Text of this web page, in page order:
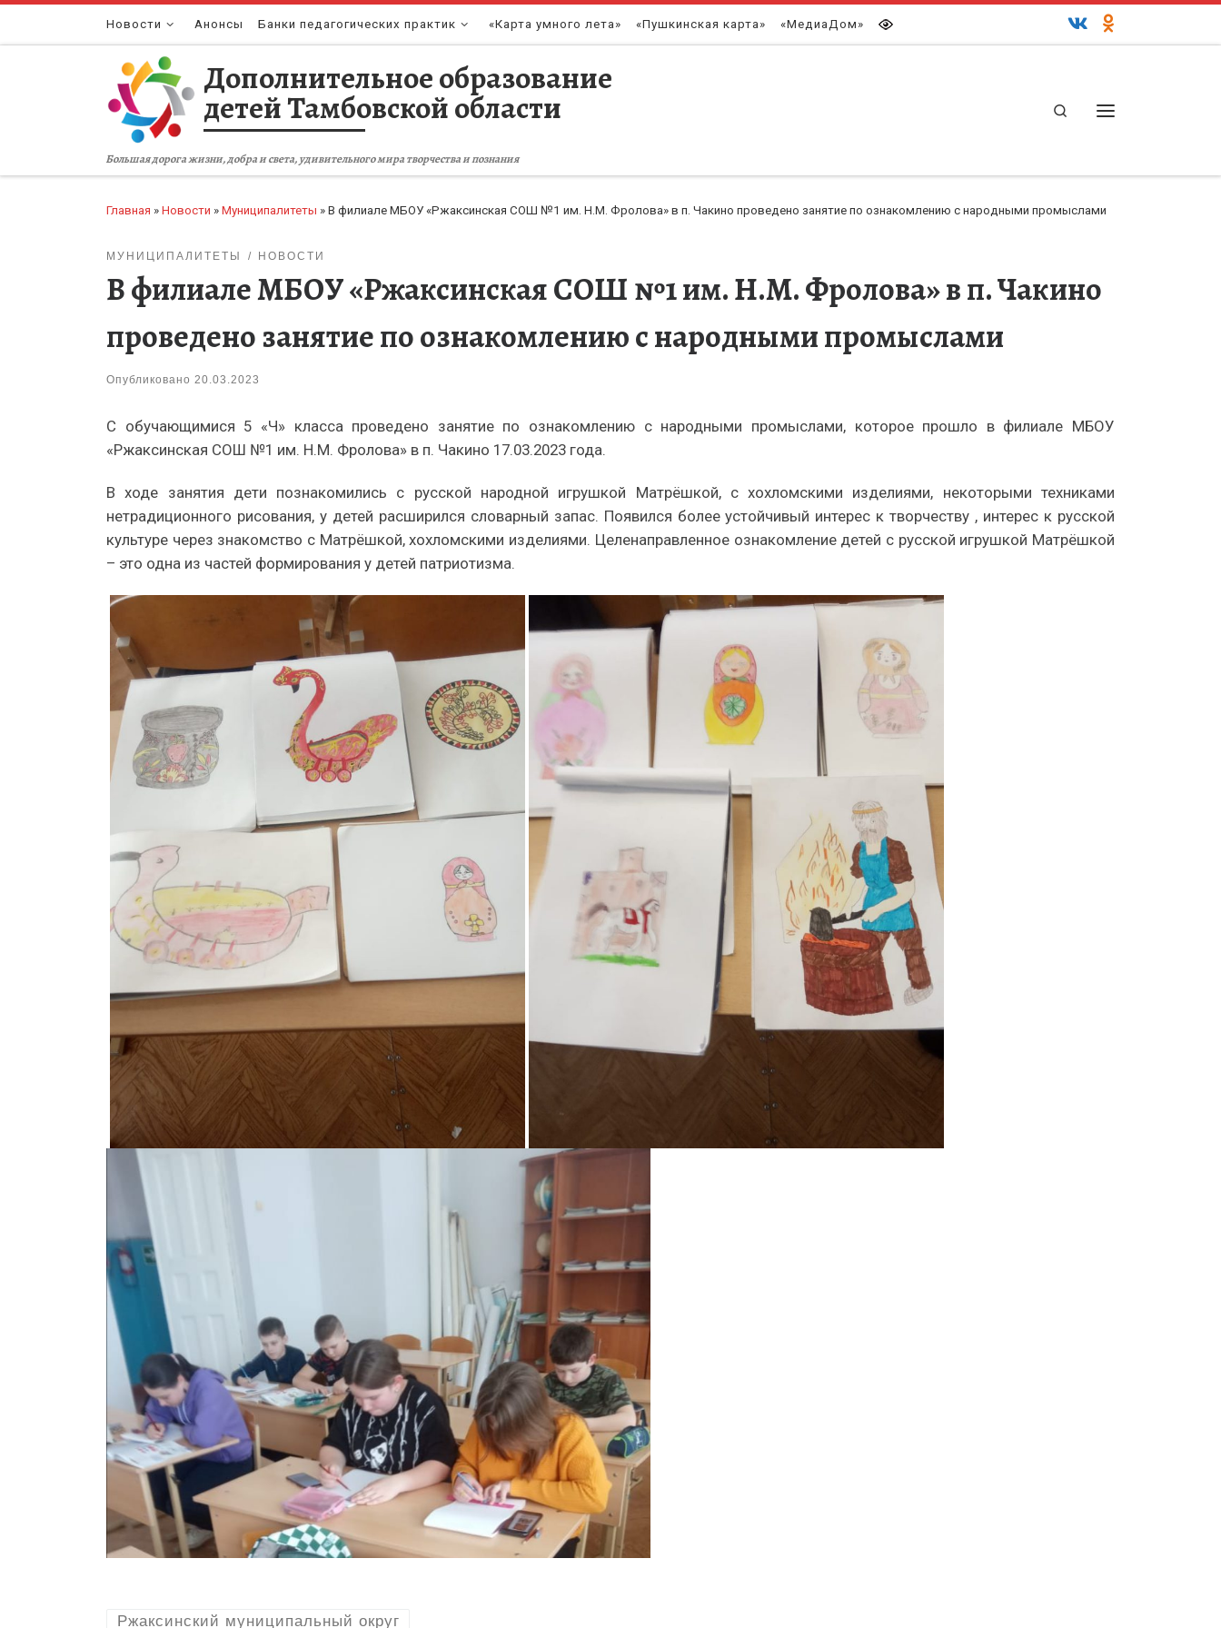
Перейти к содержимому
Новости Анонсы Банки педагогических практик «Карта умного лета» «Пушкинская карта» «МедиаДом»
Дополнительное образование
детей Тамбовской области
Большая дорога жизни, добра и света, удивительного мира творчества и познания
Search
Главная » Новости » Муниципалитеты » В филиале МБОУ «Ржаксинская СОШ №1 им. Н.М. Фролова» в п. Чакино проведено занятие по ознакомлению с народными промыслами
МУНИЦИПАЛИТЕТЫ НОВОСТИ
В филиале МБОУ «Ржаксинская СОШ №1 им. Н.М. Фролова» в п. Чакино
проведено занятие по ознакомлению с народными промыслами
Опубликовано 20.03.2023
С обучающимися 5 «Ч» класса проведено занятие по ознакомлению с народными промыслами, которое прошло в филиале МБОУ
«Ржаксинская СОШ №1 им. Н.М. Фролова» в п. Чакино 17.03.2023 года.
В ходе занятия дети познакомились с русской народной игрушкой Матрёшкой, с хохломскими изделиями, некоторыми техниками
нетрадиционного рисования, у детей расширился словарный запас. Появился более устойчивый интерес к творчеству , интерес к русской
культуре через знакомство с Матрёшкой, хохломскими изделиями. Целенаправленное ознакомление детей с русской игрушкой Матрёшкой
– это одна из частей формирования у детей патриотизма.
Ржаксинский муниципальный округ